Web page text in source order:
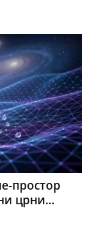
простор
црни...